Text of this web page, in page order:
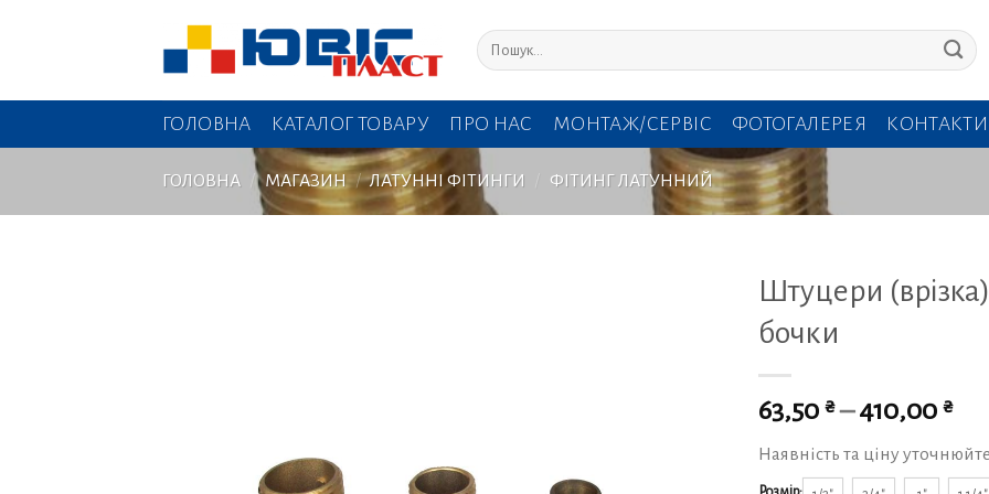
Шукати:
ГОЛОВНА КАТАЛОГ ТОВАРУ ПРО НАС МОНТАЖ/СЕРВІС ФОТОГАЛЕРЕЯ КОНТАКТИ
ГОЛОВНА / МАГАЗИН / ЛАТУННІ ФІТИНГИ / ФІТИНГ ЛАТУННИЙ
Штуцери
бочки
63,50 ₴–410,00 ₴
Наявність та ціну